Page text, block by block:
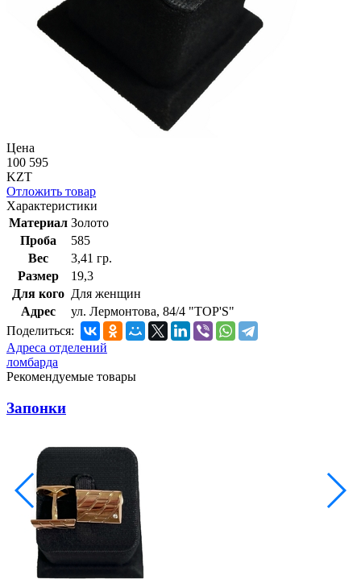
Цена
100 595
KZT
Отложить товар
Характеристики
Материал Золото
Проба
585
Вес
3,41 гр.
Размер
19,3
Для кого Для женщин
Адрес
ул. Лермонтова, 84/4 "TOP'S"
Поделиться:
Адреса отделений
ломбарда
Рекомендуемые товары
Запонки